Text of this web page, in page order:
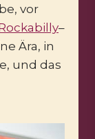
vor
–
Ära, in
und das